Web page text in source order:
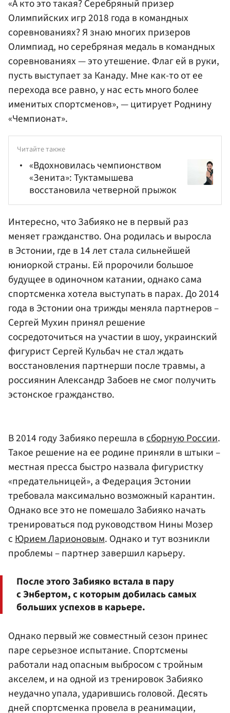
«А кто это такая? Серебряный призер
Олимпийских игр 2018 года в командных
соревнованиях? Я знаю многих призеров
Олимпиад, но серебряная медаль в командных
соревнованиях — это утешение. Флаг ей в руки,
пусть выступает за Канаду. Мне как-то от ее
перехода все равно, у нас есть много более
именитых спортсменов», — цитирует Роднину
«Чемпионат».
Читайте также
«Вдохновилась чемпионством
«Зенита»: Туктамышева
восстановила четверной прыжок
Интересно, что Забияко не в первый раз
меняет гражданство. Она родилась и выросла
вЭстонии, где в 14 лет стала сильнейшей
юниоркой страны. Ей пророчили большое
будущее в одиночном катании, однако сама
спортсменка хотела выступать в парах. До 2014
года в Эстонии она трижды меняла партнеров –
Сергей Мухин принял решение
сосредоточиться на участии в шоу, украинский
фигурист Сергей Кульбач не стал ждать
восстановления партнерши после травмы, а
россиянин Александр Забоев не смог получить
эстонское гражданство.
В 2014 году Забияко перешла всборную России.
Такое решение на ее родине приняли в штыки –
местная пресса быстро назвала фигуристку
«предательницей», а Федерация Эстонии
требовала максимально возможный карантин.
Однако все это не помешало Забияко начать
тренироваться под руководством Нины Мозер
сЮрием Ларионовым. Однако и тут возникли
проблемы – партнер завершил карьеру.
После этого Забияко встала в пару
с Энбертом, с которым добилась самых
больших успехов в карьере.
Однако первый же совместный сезон принес
паре серьезное испытание. Спортсмены
работали над опасным выбросом с тройным
акселем, и на одной из тренировок Забияко
неудачно упала, ударившись головой. Десять
дней спортсменка провела в реанимации,